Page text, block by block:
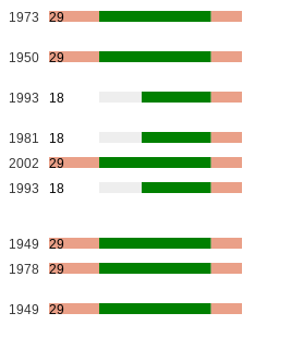
1973 29
1950 29
1993 18
1981
18
2002
29
1993 18
1949
29
1978 29
1949 29